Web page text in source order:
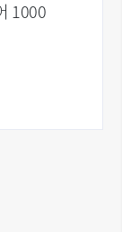
1000